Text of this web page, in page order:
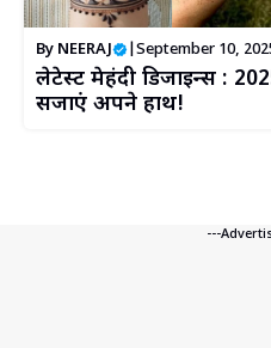
By NEERAJ September 10,
लेटेस्ट मेहंदी डिजाइन्स :
सजाएं अपने हाथ!
---